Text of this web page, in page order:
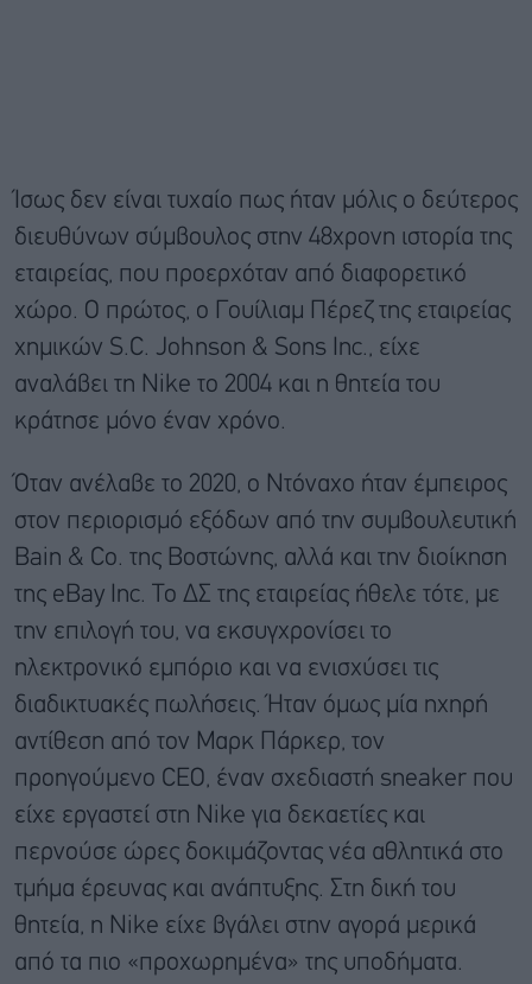
Ίσως δεν είναι τυχαίο πως ήταν μόλις ο δεύτερος
διευθύνων σύμβουλος στην 48χρονη ιστορία της
εταιρείας, που προερχόταν από διαφορετικό
χώρο. Ο πρώτος, ο Γουίλιαμ Πέρεζ της εταιρείας
χημικών S.C. Johnson & Sons Inc., είχε
αναλάβει τη Nike το 2004 και η θητεία του
κράτησε μόνο έναν χρόνο.
Όταν ανέλαβε το 2020, ο Ντόναχο ήταν έμπειρος
στον περιορισμό εξόδων από την συμβουλευτική
Bain & Co. της Βοστώνης, αλλά και την διοίκηση
της eBay Inc. Το ΔΣ της εταιρείας ήθελε τότε, με
την επιλογή του, να εκσυγχρονίσει το
ηλεκτρονικό εμπόριο και να ενισχύσει τις
διαδικτυακές πωλήσεις. Ήταν όμως μία ηχηρή
αντίθεση από τον Μαρκ Πάρκερ, τον
προηγούμενο CEO, έναν σχεδιαστή sneaker που
είχε εργαστεί στη Nike για δεκαετίες και
περνούσε ώρες δοκιμάζοντας νέα αθλητικά στο
τμήμα έρευνας και ανάπτυξης. Στη δική του
θητεία, η Nike είχε βγάλει στην αγορά μερικά
από τα πιο «προχωρημένα» της υποδήματα.